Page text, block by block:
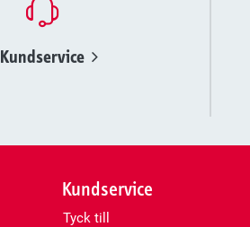
Kundservice
Kundservice
Tyck till